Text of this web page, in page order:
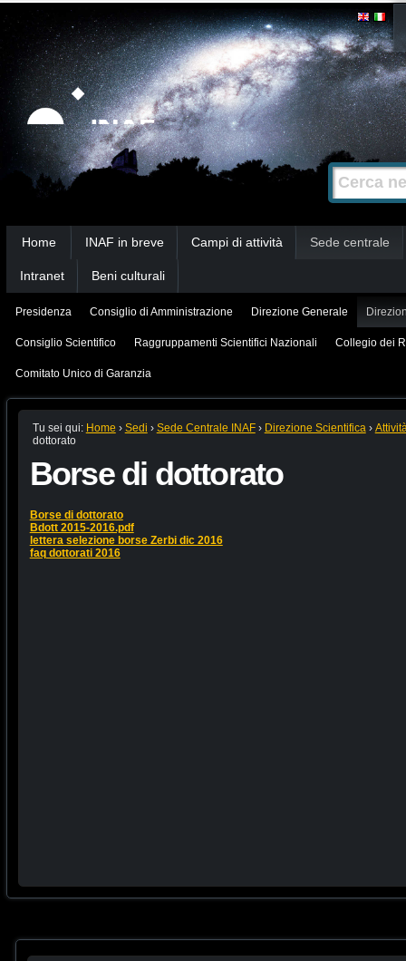
Strumenti
personali
Salta
contenuti.
|
Salta
alla
navigazione
Cerca nel
Ricerca
avanzata…
Home INAF in breve Campi di attività Sede centrale
Intranet Beni culturali
Presidenza Consiglio di Amministrazione Direzione Generale
Consiglio Scientifico Raggruppamenti Scientifici Nazionali Collegio dei
Comitato Unico di Garanzia
Tu sei qui: Home › Sedi › Sede Centrale INAF › Direzione Scientifica ›
dottorato
Borse di dottorato
Borse di dottorato
Bdott 2015-2016.pdf
lettera selezione borse Zerbi dic 2016
faq dottorati 2016